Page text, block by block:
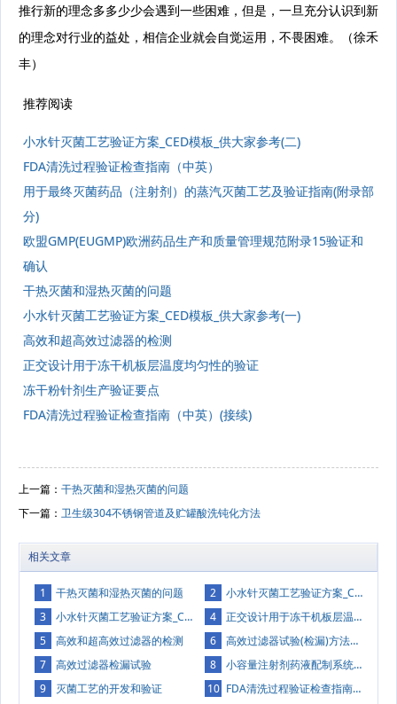
推行新的理念多多少少会遇到一些困难，但是，一旦充分认识到新
的理念对行业的益处，相信企业就会自觉运用，不畏困难。（徐禾
丰）
推荐阅读
小水针灭菌工艺验证方案_CED模板_供大家参考(二)
FDA清洗过程验证检查指南（中英）
用于最终灭菌药品（注射剂）的蒸汽灭菌工艺及验证指南(附录部
分)
欧盟GMP(EUGMP)欧洲药品生产和质量管理规范附录15验证和
确认
干热灭菌和湿热灭菌的问题
小水针灭菌工艺验证方案_CED模板_供大家参考(一)
高效和超高效过滤器的检测
正交设计用于冻干机板层温度均匀性的验证
冻干粉针剂生产验证要点
FDA清洗过程验证检查指南（中英）(接续)
上一篇： 干热灭菌和湿热灭菌的问题
下一篇： 卫生级304不锈钢管道及贮罐酸洗钝化方法
相关文章
1 干热灭菌和湿热灭菌的问题 2
小水针灭菌工艺验证方案_CED模板_供大家参考(二)
3
小水针灭菌工艺验证方案_CED模板_供大家参考(一) 4
正交设计用于冻干机板层温度均匀性的验证
5
高效和超高效过滤器的检测 6
高效过滤器试验(检漏)方法大全
7
高效过滤器检漏试验 8
小容量注射剂药液配制系统在线清洗验证
9
灭菌工艺的开发和验证 10 FDA清洗过程验证检查指南（中英）(接续)